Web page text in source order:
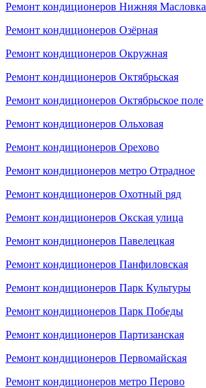
Ремонт кондиционеров Нижняя Масловка
Ремонт кондиционеров Озёрная
Ремонт кондиционеров Окружная
Ремонт кондиционеров Октябрьская
Ремонт кондиционеров Октябрьское поле
Ремонт кондиционеров Ольховая
Ремонт кондиционеров Орехово
Ремонт кондиционеров метро Отрадное
Ремонт кондиционеров Охотный ряд
Ремонт кондиционеров Окская улица
Ремонт кондиционеров Павелецкая
Ремонт кондиционеров Панфиловская
Ремонт кондиционеров Парк Культуры
Ремонт кондиционеров Парк Победы
Ремонт кондиционеров Партизанская
Ремонт кондиционеров Первомайская
Ремонт кондиционеров метро Перово